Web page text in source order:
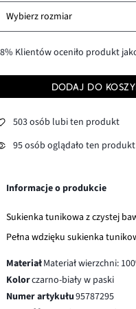
Wybierz rozmiar
Klientów oceniło produkt
DODAJ DO
503 osób lubi ten produkt
95 osób oglądało ten
Informacje o produkcie
Sukienka tunikowa z czystej
Pełna wdzięku sukienka
MateriałMateriał wierzchni:
Kolorczarno-biały w paski
Numer artykułu95787295